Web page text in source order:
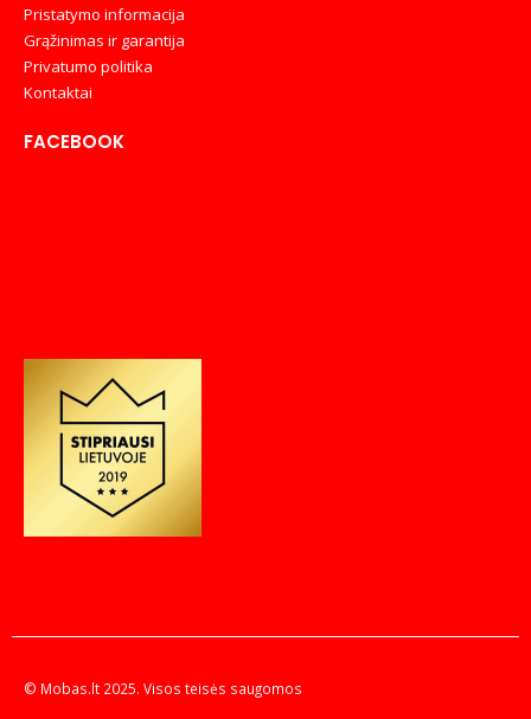
Pristatymo informacija
Grąžinimas ir garantija
Privatumo politika
Kontaktai
FACEBOOK
© Mobas.lt 2025. Visos teisės saugomos